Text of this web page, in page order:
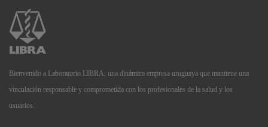
Bienvenido a Laboratorio LIBRA, una dinámica empresa uruguaya que mantiene una
vinculación responsable y comprometida con los profesionales de la salud y los
usuarios.